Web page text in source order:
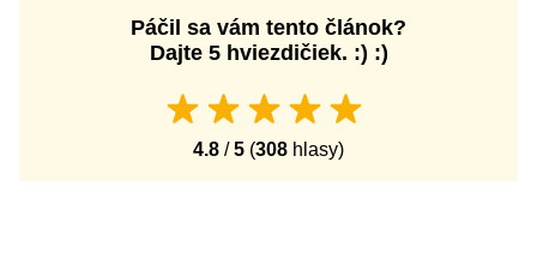
Páčil sa vám tento článok?
Dajte 5 hviezdičiek. :) :)
4.8 /5 (308 hlasy)